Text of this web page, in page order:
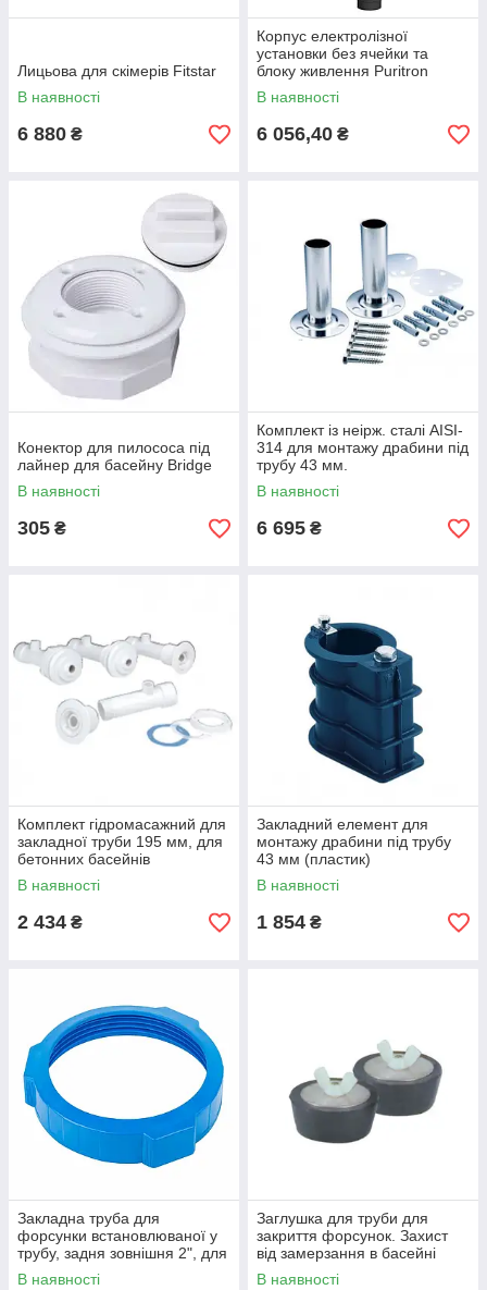
Лицьова для скімерів Fitstar
В наявності
6 880 ₴
Корпус електролізної
установки без ячейки та
блоку живлення Puritron
10/20/30 PG-064200PGL
В наявності
6 056,40 ₴
Конектор для пилососа під
лайнер для басейну Bridge
В наявності
305 ₴
Комплект із неірж. сталі AISI-
314 для монтажу драбини під
трубу 43 мм.
В наявності
6 695 ₴
Комплект гідромасажний для
закладної труби 195 мм, для
бетонних басейнів
В наявності
2 434 ₴
Закладний елемент для
монтажу драбини під трубу
43 мм (пластик)
В наявності
1 854 ₴
Закладна труба для
форсунки встановлюваної у
трубу, задня зовнішня 2", для
бетонних басейнів
В наявності
Заглушка для труби для
закриття форсунок. Захист
від замерзання в басейні
Fluidra Іспанія D 63 мм 2"
В наявності